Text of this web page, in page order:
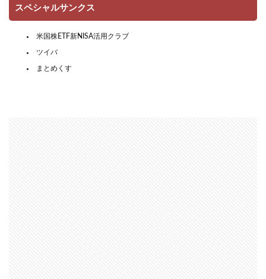
スペシャルサンクス
米国株ETF新NISA活用クラブ
ツイバ
まとめくす